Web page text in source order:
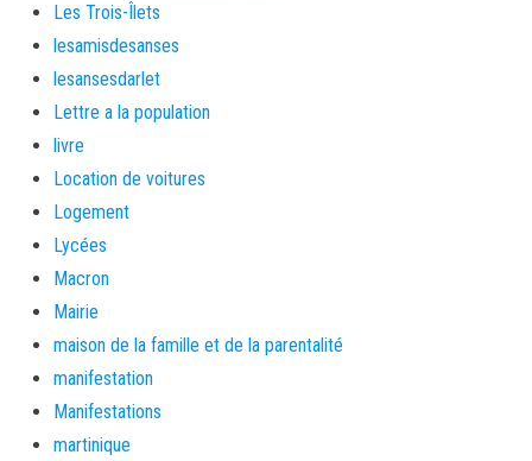
Les Trois-Îlets
lesamisdesanses
lesansesdarlet
Lettre a la population
livre
Location de voitures
Logement
Lycées
Macron
Mairie
maison de la famille et de la parentalité
manifestation
Manifestations
martinique